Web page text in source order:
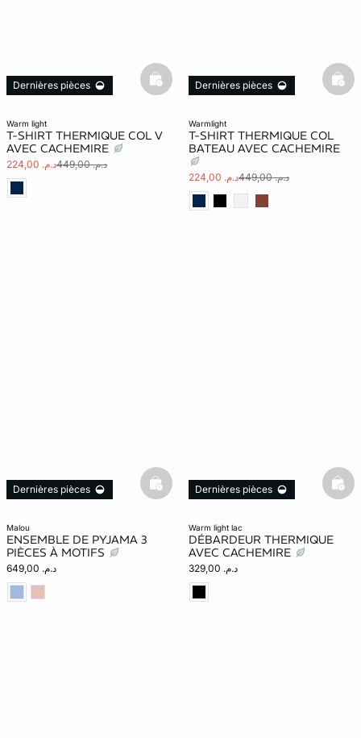
warm light
T-SHIRT THERMIQUE COL V
AVEC CACHEMIRE
د.م. 224,00 د.م. 449,00
Dernières pièces basketfull
warmlight
T-SHIRT THERMIQUE COL
BATEAU AVEC CACHEMIRE
د.م. 224,00 د.م. 449,00
Dernières pièces
malou
ENSEMBLE DE PYJAMA 3
PIÈCES À MOTIFS
د.م. 649,00
Dernières pièces basketfull
warm light lac
DÉBARDEUR THERMIQUE
AVEC CACHEMIRE
د.م. 329,00
Dernières pièces